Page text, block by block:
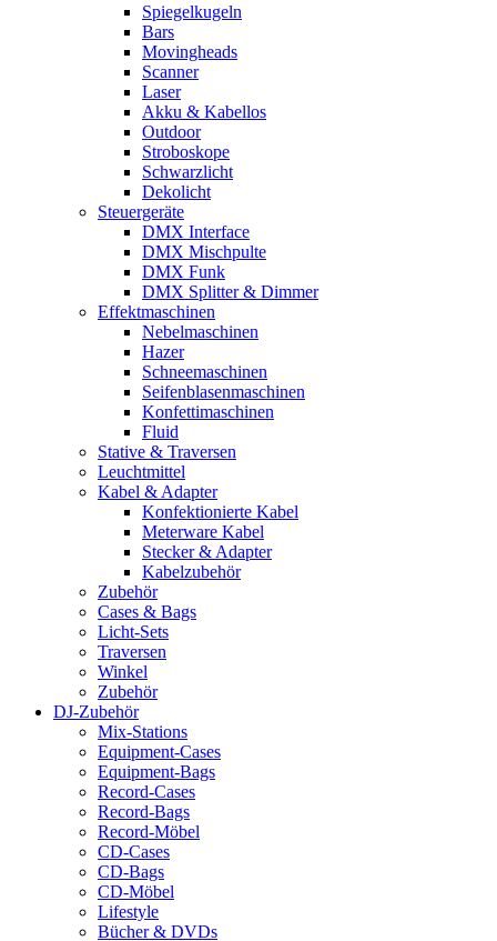
Spiegelkugeln
Bars
Movingheads
Scanner
Laser
Akku & Kabellos
Outdoor
Stroboskope
Schwarzlicht
Dekolicht
Steuergeräte
DMX Interface
DMX Mischpulte
DMX Funk
DMX Splitter & Dimmer
Effektmaschinen
Nebelmaschinen
Hazer
Schneemaschinen
Seifenblasenmaschinen
Konfettimaschinen
Fluid
Stative & Traversen
Leuchtmittel
Kabel & Adapter
Konfektionierte Kabel
Meterware Kabel
Stecker & Adapter
Kabelzubehör
Zubehör
Cases & Bags
Licht-Sets
Traversen
Winkel
Zubehör
DJ-Zubehör
Mix-Stations
Equipment-Cases
Equipment-Bags
Record-Cases
Record-Bags
Record-Möbel
CD-Cases
CD-Bags
CD-Möbel
Lifestyle
Bücher & DVDs